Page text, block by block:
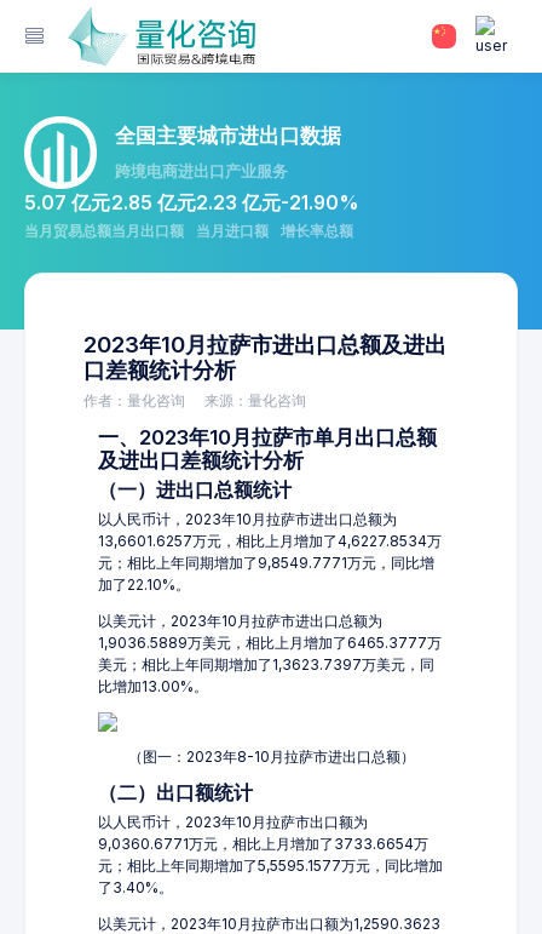
全国主要城市进出口数据
跨境电商进出口产业服务
5.07 亿元
当月贸易总额
2.85 亿元
当月出口额
2.23 亿元
当月进口额
-21.90%
增长率总额
2023年10月拉萨市进出口总额及进出
口差额统计分析
作者：量化咨询 来源：量化咨询
一、2023年10月拉萨市单月出口总额
及进出口差额统计分析
（一）进出口总额统计
以人民币计，2023年10月拉萨市进出口总额为
13,6601.6257万元，相比上月增加了4,6227.8534万
元；相比上年同期增加了9,8549.7771万元，同比增
加了22.10%。
以美元计，2023年10月拉萨市进出口总额为
1,9036.5889万美元，相比上月增加了6465.3777万
美元；相比上年同期增加了1,3623.7397万美元，同
比增加13.00%。
（图一：2023年8-10月拉萨市进出口总额）
（二）出口额统计
以人民币计，2023年10月拉萨市出口额为
9,0360.6771万元，相比上月增加了3733.6654万
元；相比上年同期增加了5,5595.1577万元，同比增加
了3.40%。
以美元计，2023年10月拉萨市出口额为1,2590.3623